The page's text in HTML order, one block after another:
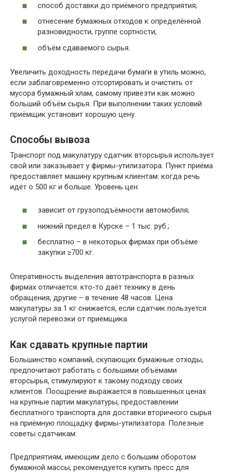
способ доставки до приёмного предприятия;
отнесение бумажных отходов к определённой
разновидности, группе сортности;
объём сдаваемого сырья.
Увеличить доходность передачи бумаги в утиль можно,
если заблаговременно отсортировать и очистить от
мусора бумажный хлам, самому привезти как можно
больший объём сырья. При выполнении таких условий
приёмщик установит хорошую цену.
Способы вывоза
Транспорт под макулатуру сдатчик вторсырья использует
свой или заказывает у фирмы-утилизатора. Пункт приёма
предоставляет машину крупным клиентам: когда речь
идёт о 500 кг и больше. Уровень цен:
зависит от грузоподъёмности автомобиля;
нижний предел в Курске – 1 тыс. руб.;
бесплатно – в некоторых фирмах при объёме
закупки ≥700 кг.
Оперативность выделения автотранспорта в разных
фирмах отличается: кто-то даёт технику в день
обращения, другие – в течение 48 часов. Цена
макулатуры за 1 кг снижается, если сдатчик пользуется
услугой перевозки от приёмщика.
Как сдавать крупные партии
Большинство компаний, скупающих бумажные отходы,
предпочитают работать с большими объёмами
вторсырья, стимулируют к такому подходу своих
клиентов. Поощрение выражается в повышенных ценах
на крупные партии макулатуры, предоставлении
бесплатного транспорта для доставки вторичного сырья
на приёмную площадку фирмы-утилизатора. Полезные
советы сдатчикам:
Предприятиям, имеющим дело с большим оборотом
бумажной массы, рекомендуется купить пресс для